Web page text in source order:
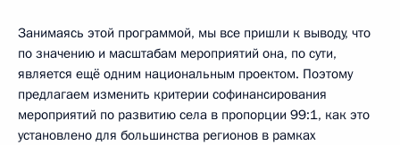
Занимаясь этой программой, мы все пришли к выводу, что
по значению и масштабам мероприятий она, по сути,
является ещё одним национальным проектом. Поэтому
предлагаем изменить критерии софинансирования
мероприятий по развитию села в пропорции 99:1, как это
установлено для большинства регионов в рамках